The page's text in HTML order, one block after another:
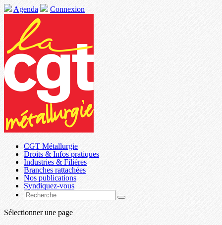
Agenda Connexion
CGT Métallurgie
Droits & Infos pratiques
Industries & Filières
Branches rattachées
Nos publications
Syndiquez-vous
Sélectionner une page